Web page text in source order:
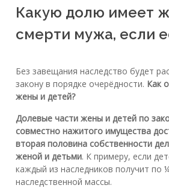
Какую долю имеет
смерти мужа, если
Без завещания наследство будет
закону в порядке очерёдности. Как
жены и детей?
Долевые части жены и детей по
совместно нажитого имущества
вторая половина собственности
женой и детьми. К примеру, если
каждый из наследников получит по
наследственной массы.